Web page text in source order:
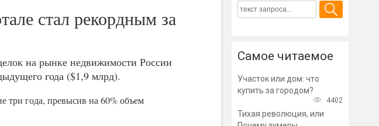
стал рекордным за
на рынке недвижимости России
года ($1,9 млрд).
три года, превысив на 60% объем
Самое читаемое
Участок или дом: что
купить за городом?
4402
Тихая революция, или